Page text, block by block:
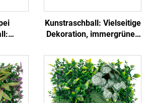
Kunstraschball: Vielseitige
Dekoration, immergrünes